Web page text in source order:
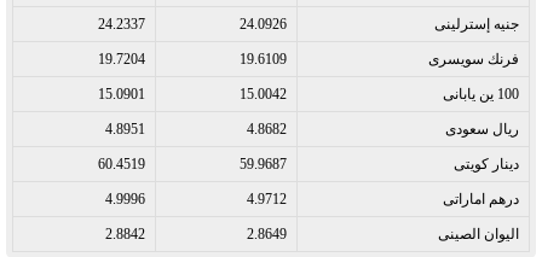
جنيه إسترلينى​ 24.0926
24.2337
فرنك سويسرى​ 19.6109
19.7204
100 ين يابانى​ 15.0042
15.0901
ريال سعودى​ 4.8682
4.8951
دينار كويتى​ 59.9687
60.4519
درهم اماراتى​ 4.9712
4.9996
اليوان الصينى​ 2.8649
2.8842